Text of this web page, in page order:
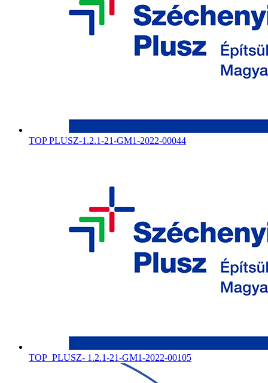
TOP PLUSZ-1.2.1-21-GM1-2022-00044
TOP_PLUSZ- 1.2.1-21-GM1-2022-00105